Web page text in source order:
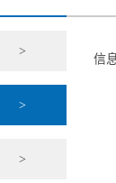
>
>
>
信